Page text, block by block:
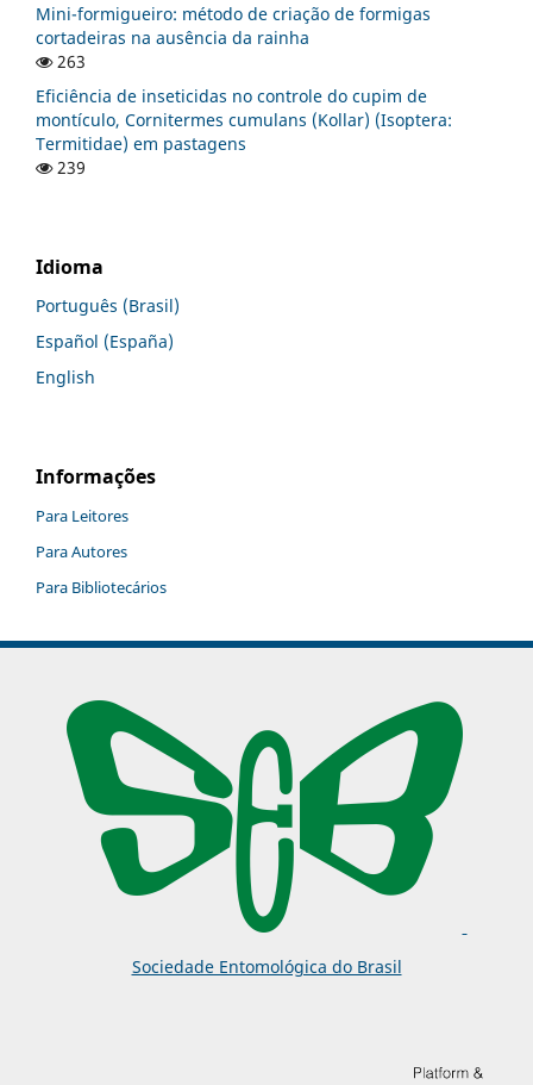
Mini-formigueiro: método de criação de formigas
cortadeiras na ausência da rainha
263
Eficiência de inseticidas no controle do cupim de
montículo, Cornitermes cumulans (Kollar) (Isoptera:
Termitidae) em pastagens
239
Idioma
Português (Brasil)
Español (España)
English
Informações
Para Leitores
Para Autores
Para Bibliotecários
Sociedade Entomológica do Brasil